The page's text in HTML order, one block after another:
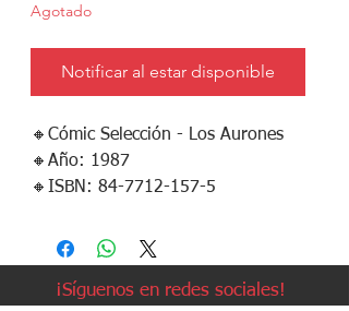
Agotado
Notificar al estar disponible
🔸️Cómic Selección - Los Aurones
🔸️Año: 1987
🔸️ISBN: 84-7712-157-5
¡Síguenos en redes sociales!